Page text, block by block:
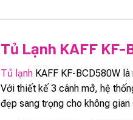
Tủ Lạnh KAFF KF-
Tủ lạnh KAFF KF-BCD580W
Với thiết kế 3 cánh mở, hệ
đẹp sang trọng cho không gian